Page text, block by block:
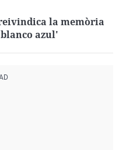
la memòria
azul'